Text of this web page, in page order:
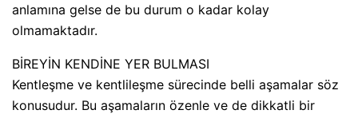
anlamına gelse de bu durum o kadar kolay
olmamaktadır.
BİREYİN KENDİNE YER BULMASI
Kentleşme ve kentlileşme sürecinde belli aşamalar söz
konusudur. Bu aşamaların özenle ve de dikkatli bir